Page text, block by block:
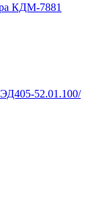
КДМ-7881
52.01.100/